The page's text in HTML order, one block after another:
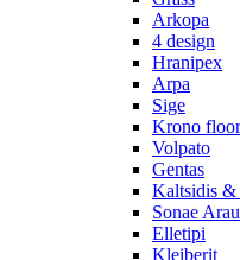
Arkopa
4 design
Hranipex
Arpa
Sige
Krono
Volpato
Gentas
Kaltsidis &
Sonae
Elletipi
Kleiberit